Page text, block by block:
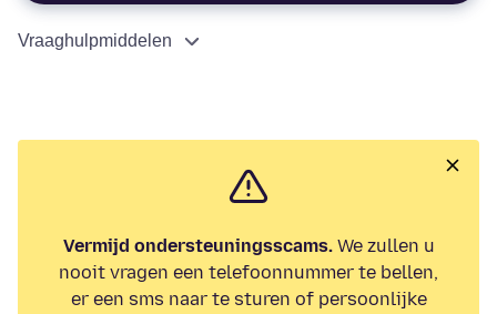
Vraaghulpmiddelen
Vermijd ondersteuningsscams.We zullen u
nooit vragen een telefoonnummer te bellen,
er een sms naar te sturen of persoonlijke